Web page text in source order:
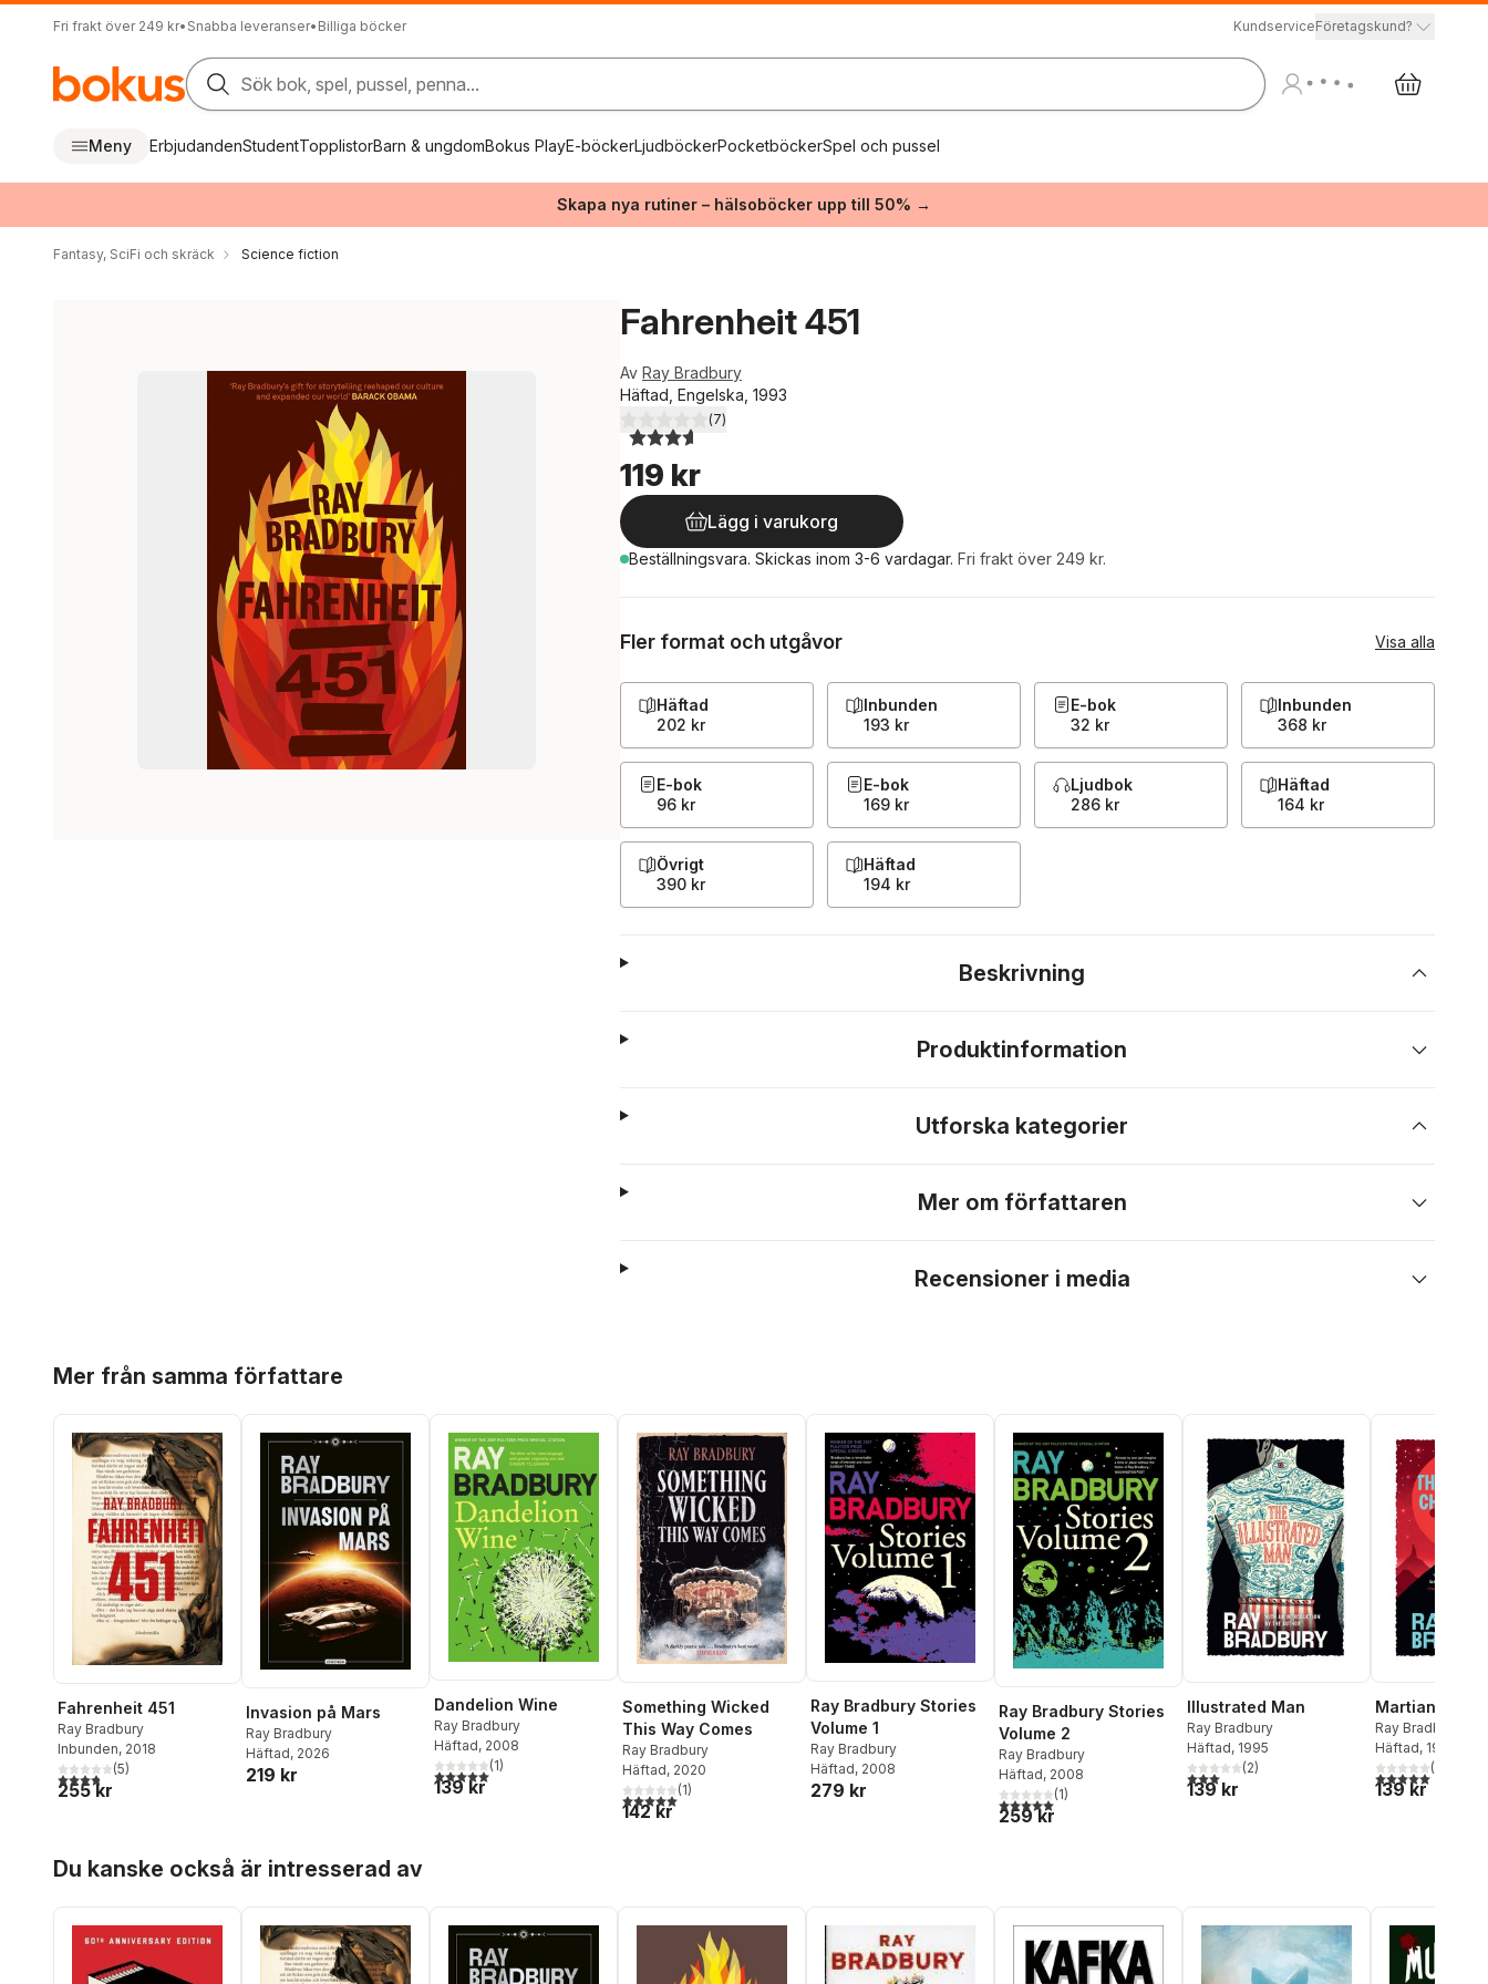
Fri frakt över 249 kr• Snabba leveranser• Billiga böcker KundserviceFöretagskund?
Sök bok, spel, pussel, penna...
Meny ErbjudandenStudentTopplistorBarn & ungdomBokus PlayE-böckerLjudböckerPocketböckerSpel och pussel
Skapa nya rutiner – hälsoböcker upp till 50% →
Fantasy, SciFi och skräck Science fiction
Fahrenheit 451
Av Ray Bradbury
Häftad, Engelska, 1993
3,6utav 5 stjärnor. Totalt antal röster:
(7)
119 kr
Lägg i varukorg
Beställningsvara. Skickas inom 3-6 vardagar. Fri frakt över 249 kr.
Fler format och utgåvor Visa alla
Häftad
202 kr
Inbunden
193 kr
E-bok
32 kr
Inbunden
368 kr
E-bok
96 kr
E-bok
169 kr
Ljudbok
286 kr
Häftad
164 kr
Övrigt
390 kr
Häftad
194 kr
Beskrivning
Produktinformation
Utforska kategorier
Mer om författaren
Recensioner i media
Mer från samma författare
Fahrenheit 451
Ray Bradbury
Inbunden, 2018
3,8utav 5 stjärnor. Totalt antal röster:
(5)
255 kr
Invasion på Mars
Ray Bradbury
Häftad, 2026
219 kr
Dandelion Wine
Ray Bradbury
Häftad, 2008
5,0utav 5 stjärnor. Totalt antal röster:
(1)
139 kr
Something Wicked
This Way Comes
Ray Bradbury
Häftad, 2020
5,0utav 5 stjärnor. Totalt antal röster:
(1)
142 kr
Ray Bradbury Stories
Volume 1
Ray Bradbury
Häftad, 2008
279 kr
Ray Bradbury Stories
Volume 2
Ray Bradbury
Häftad, 2008
5,0utav 5 stjärnor. Totalt antal röster:
(1)
259 kr
Illustrated Man
Ray Bradbury
Häftad, 1995
3,0utav 5 stjärnor. Totalt antal röster:
(2)
139 kr
Martian
Ray Bradbury
Häftad, 1995
5,0utav 5(
139 kr
Du kanske också är intresserad av